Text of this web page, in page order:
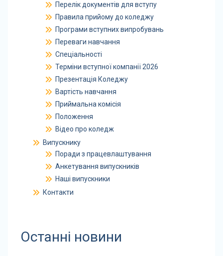
Перелік документів для вступу
Правила прийому до коледжу
Програми вступних випробувань
Переваги навчання
Спеціальності
Терміни вступної компанії 2026
Презентація Коледжу
Вартість навчання
Приймальна комісія
Положення
Відео про коледж
Випускнику
Поради з працевлаштування
Анкетування випускників
Наші випускники
Контакти
Останні новини